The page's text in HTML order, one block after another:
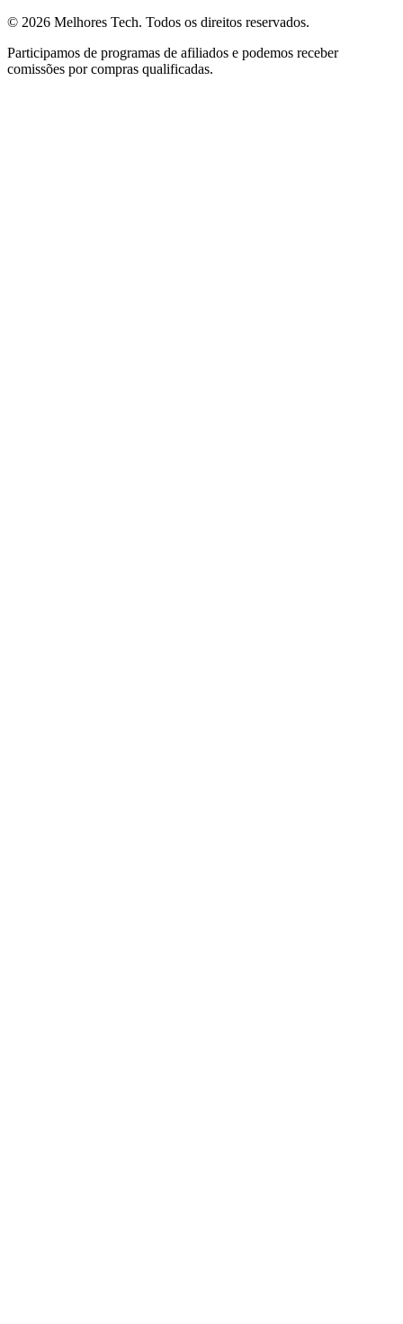
© 2026 Melhores Tech. Todos os direitos reservados.
Participamos de programas de afiliados e podemos receber
comissões por compras qualificadas.